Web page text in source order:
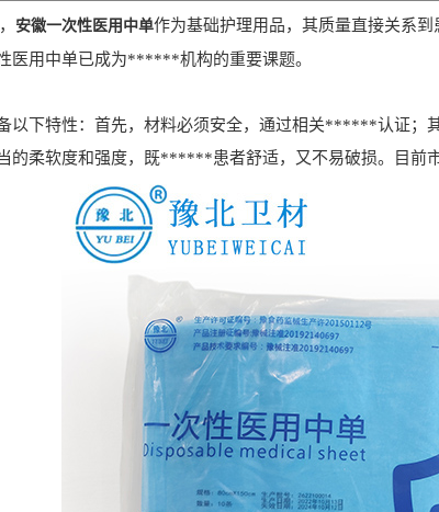
安徽一次性医用中单作为基础护理用品，其质量直接关系
医用中单已成为******机构的重要课题。
下特性：首先，材料必须安全，通过相关******认证；
的柔软度和强度，既******患者舒适，又不易破损。目前